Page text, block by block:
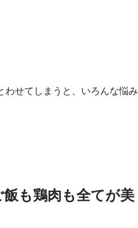
わせてしまうと、いろんな悩み
も鶏肉も全てが美